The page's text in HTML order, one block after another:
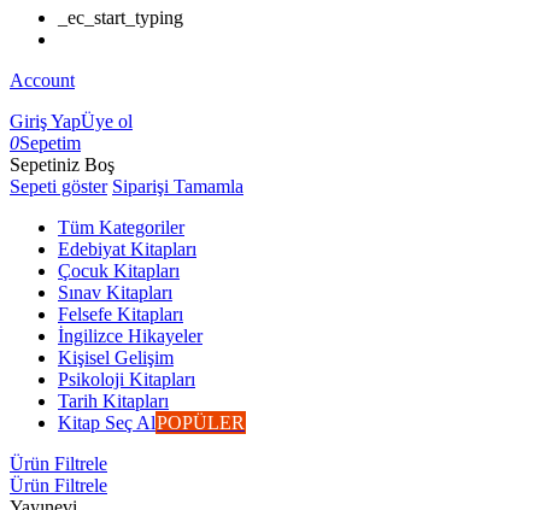
_ec_start_typing
Account
Giriş YapÜye ol
0Sepetim
Sepetiniz Boş
Sepeti göster Siparişi Tamamla
Tüm Kategoriler
Edebiyat Kitapları
Çocuk Kitapları
Sınav Kitapları
Felsefe Kitapları
İngilizce Hikayeler
Kişisel Gelişim
Psikoloji Kitapları
Tarih Kitapları
Kitap Seç AlPOPÜLER
Ürün Filtrele
Ürün Filtrele